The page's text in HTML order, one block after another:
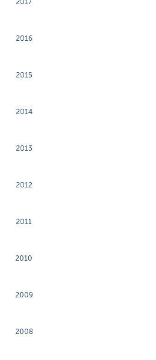
2017
2016
2015
2014
2013
2012
2011
2010
2009
2008